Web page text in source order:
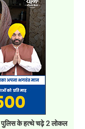
पुलिस के हत्थे चढ़े 2 लोकल